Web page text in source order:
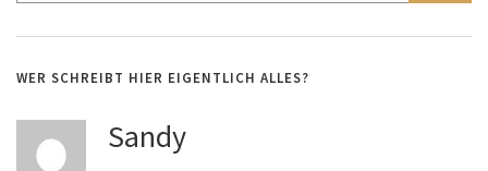
WER SCHREIBT HIER EIGENTLICH ALLES?
Sandy